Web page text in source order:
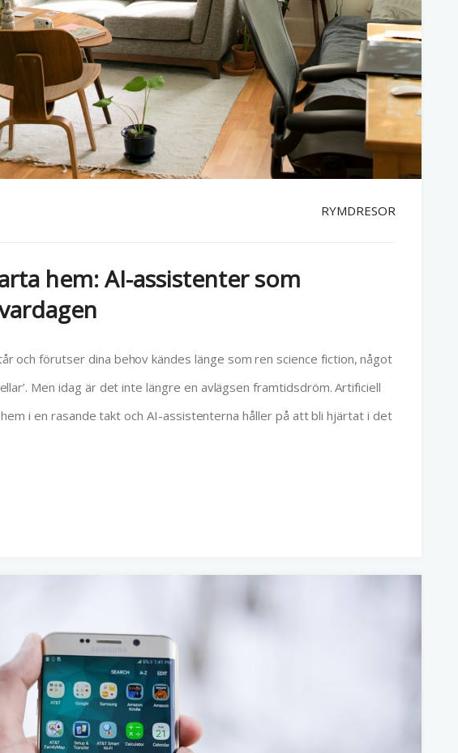
RYMDRESOR
hem: AI-assistenter som
och förutser dina behov kändes länge som ren science fiction, något
Men idag är det inte längre en avlägsen framtidsdröm. Artificiell
i en rasande takt och AI-assistenterna håller på att bli hjärtat i det